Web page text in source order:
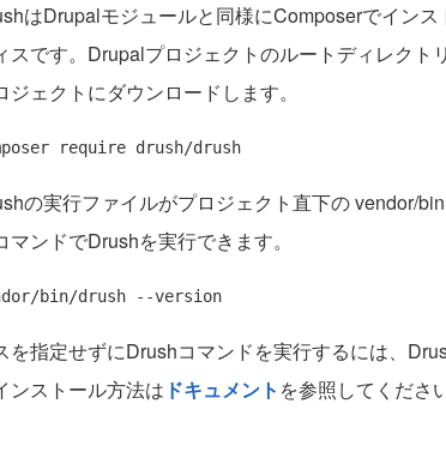
はDrupalモジュールと同様にComposerでイン
スです。Drupalプロジェクトのルートディレクト
ジェクトにダウンロードします。
の実行ファイルがプロジェクト直下の vendor/bin
マンドでDrushを実行できます。
を指定せずにDrushコマンドを実行するには、
ンストール方法は ドキュメント を参照してください